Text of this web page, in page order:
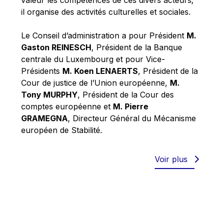
Paschal Donohoe
Pat Cox
Patrizia Nanz
Philippe Maystadt
Pierre Gramegna
Richard Pelly
Robert Goebbels
Robert REYNDERS
il organise des activités culturelles et sociales.
Le Conseil d’administration a pour Président M.
Gaston REINESCH, Président de la Banque
centrale du Luxembourg et pour Vice-
Présidents M. Koen LENAERTS, Président de la
Cour de justice de l’Union européenne, M.
Tony MURPHY, Président de la Cour des
comptes européenne et M. Pierre
GRAMEGNA, Directeur Général du Mécanisme
européen de Stabilité.
Voir plus